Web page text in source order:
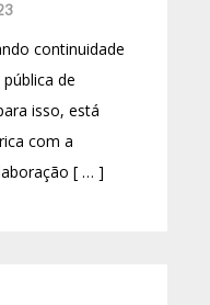
continuidade
de
isso, está
com a
[ … ]